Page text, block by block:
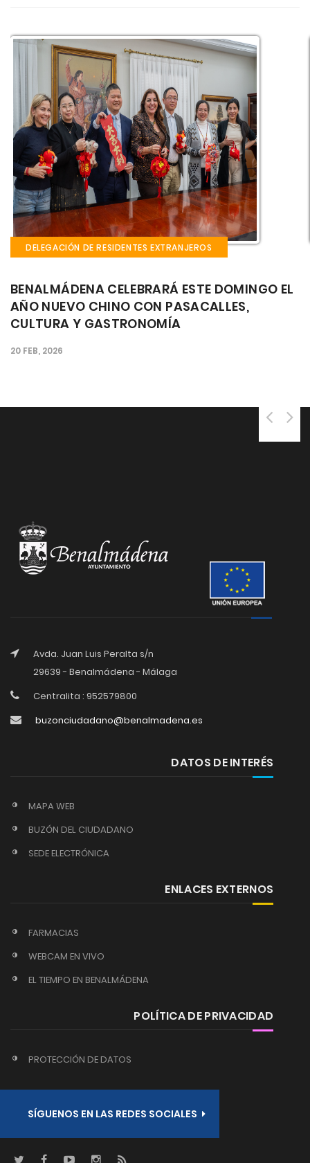
EXTRANJEROS
ESTE DOMINGO EL
CON PASACALLES,
DELEGACIÓN DE
EL CASTILLO EL BIL
SEMANA LA
Avda. Juan Luis Peralta s/n
29639 - Benalmádena - Málaga
Centralita : 952579800
buzonciudadano@benalmadena.es
DATOS DE INTERÉS
MAPA WEB
BUZÓN DEL CIUDADANO
SEDE ELECTRÓNICA
ENLACES EXTERNOS
FARMACIAS
WEBCAM EN VIVO
EL TIEMPO EN BENALMÁDENA
POLÍTICA DE PRIVACIDAD
PROTECCIÓN DE DATOS
SÍGUENOS EN LAS REDES SOCIALES